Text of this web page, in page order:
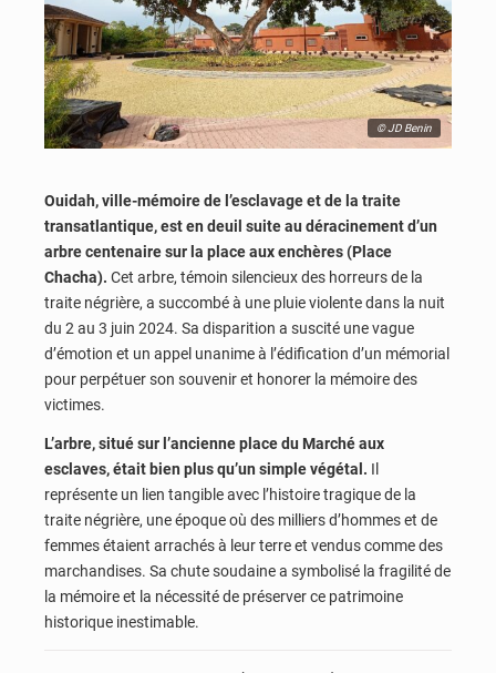
© JD Benin
Ouidah, ville-mémoire de l’esclavage et de la traite
transatlantique, est en deuil suite au déracinement d’un
arbre centenaire sur la place aux enchères (Place
Chacha). Cet arbre, témoin silencieux des horreurs de la
traite négrière, a succombé à une pluie violente dans la nuit
du 2 au 3 juin 2024. Sa disparition a suscité une vague
d’émotion et un appel unanime à l’édification d’un mémorial
pour perpétuer son souvenir et honorer la mémoire des
victimes.
L’arbre, situé sur l’ancienne place du Marché aux
esclaves, était bien plus qu’un simple végétal. Il
représente un lien tangible avec l’histoire tragique de la
traite négrière, une époque où des milliers d’hommes et de
femmes étaient arrachés à leur terre et vendus comme des
marchandises. Sa chute soudaine a symbolisé la fragilité de
la mémoire et la nécessité de préserver ce patrimoine
historique inestimable.